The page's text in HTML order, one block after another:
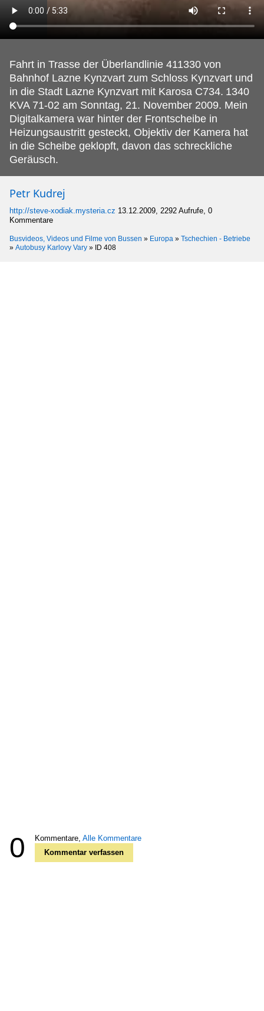
Fahrt in Trasse der Überlandlinie 411330 von
Bahnhof Lazne Kynzvart zum Schloss Kynzvart und
in die Stadt Lazne Kynzvart mit Karosa C734. 1340
KVA 71-02 am Sonntag, 21. November 2009. Mein
Digitalkamera war hinter der Frontscheibe in
Heizungsaustritt gesteckt, Objektiv der Kamera hat
in die Scheibe geklopft, davon das schreckliche
Geräusch.
Petr Kudrej
http://steve-xodiak.mysteria.cz 13.12.2009, 2292 Aufrufe, 0
Kommentare
Busvideos, Videos und Filme von Bussen » Europa » Tschechien - Betriebe
» Autobusy Karlovy Vary » ID 408
0 Kommentare, Alle Kommentare
Kommentar verfassen